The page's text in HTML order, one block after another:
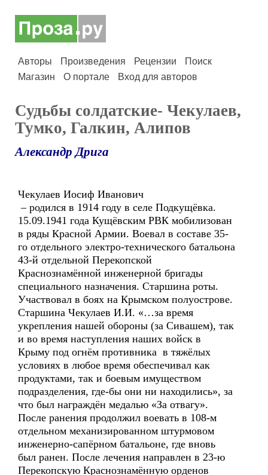
Авторы Произведения Рецензии
Поиск
Магазин
О портале Вход для авторов
Судьбы солдатские- Чекулаев,
Тумко, Галкин, Алипов
Александр Дрига
Чекулаев Иосиф Иванович
– родился в 1914 году в селе Подкущёвка.
15.09.1941 года Кущёвским РВК мобилизован
в ряды Красной Армии. Воевал в составе 35-
го отдельного электро-технического батальона
43-й отдельной Перекопской
Краснознамённой инженерной бригады
специального назначения. Старшина роты.
Участвовал в боях на Крымском полуострове.
Старшина Чекулаев И.И. «…за время
укрепления нашей обороны (за Сивашем), так
и во время наступления наших войск в
Крыму под огнём противника в тяжёлых
условиях в любое время обеспечивал как
продуктами, так и боевым имуществом
подразделения, где-бы они ни находились», за
что был награждён медалью «За отвагу».
После ранения продолжил воевать в 108-м
отдельном механизированном штурмовом
инженерно-сапёрном батальоне, где вновь
был ранен. После лечения направлен в 23-ю
Перекопскую Краснознамённую орденов